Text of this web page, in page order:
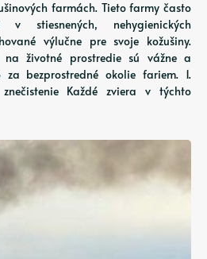
farmách. Tieto farmy často
stiesnených, nehygienických
výlučne pre svoje kožušiny.
životné prostredie sú vážne a
bezprostredné okolie fariem. 1.
Každé zviera v týchto